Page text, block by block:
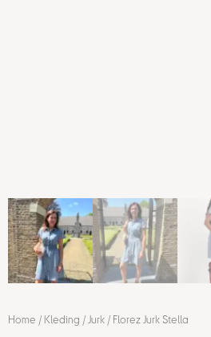
Home / Kleding / Jurk / Florez Jurk Stella